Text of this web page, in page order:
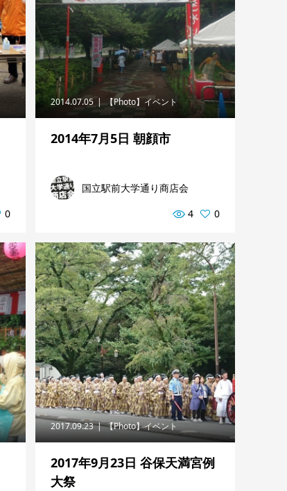
0
2014.07.05 【Photo】イベント
2014年7月5日 朝顔市
国立駅前大学通り商店会
4
0
2017.09.23 【Photo】イベント
2017年9月23日 谷保天満宮例
大祭